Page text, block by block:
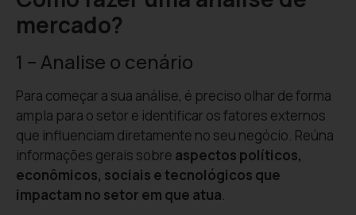
mercado?
1 – Analise o cenário
Para começar a sua análise, é preciso olhar de forma
ampla para o setor e identificar os fatores externos
que influenciam diretamente no seu negócio. Reúna
informações gerais sobre aspectos políticos,
econômicos, sociais e tecnológicos que
impactam no setor em que atua